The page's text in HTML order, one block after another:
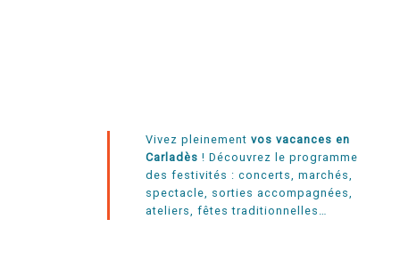
Vivez pleinement vos vacances en
Carladès ! Découvrez le programme
des festivités : concerts, marchés,
spectacle, sorties accompagnées,
ateliers, fêtes traditionnelles…